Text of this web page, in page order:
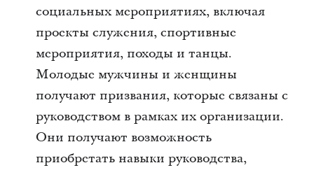
социальных мероприятиях, включая
проекты служения, спортивные
мероприятия, походы и танцы.
Молодые мужчины и женщины
получают призвания, которые связаны с
руководством в рамках их организации.
Они получают возможность
приобретать навыки руководства,